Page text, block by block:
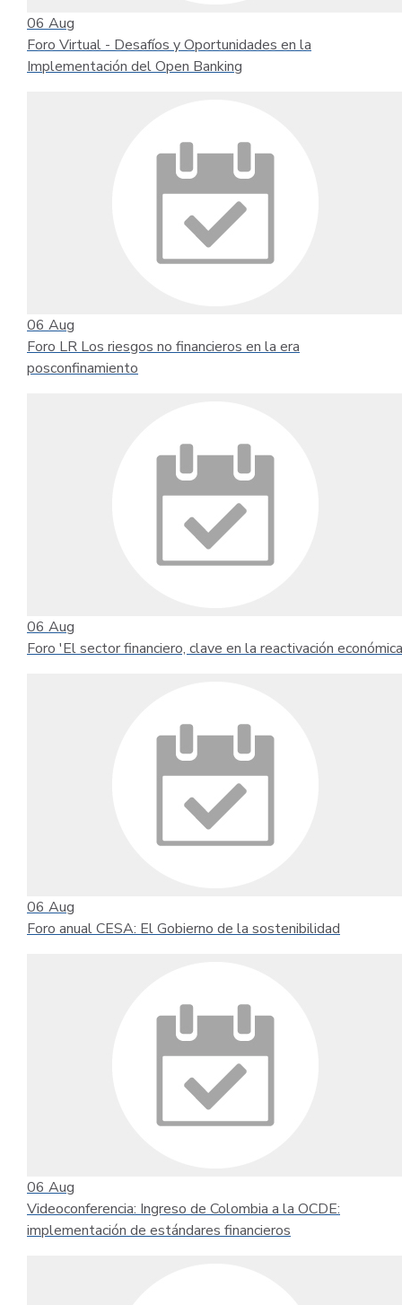
06 Aug
Foro Virtual - Desafíos y Oportunidades en la
Implementación del Open Banking
06 Aug
Foro LR Los riesgos no financieros en la era
posconfinamiento
06 Aug
Foro 'El sector financiero, clave en la reactivación
06 Aug
Foro anual CESA: El Gobierno de la sostenibilidad
06 Aug
Videoconferencia: Ingreso de Colombia a la OCDE:
implementación de estándares financieros